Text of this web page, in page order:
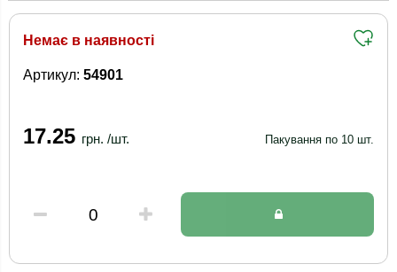
Немає в наявності
Артикул: 54901
17.25 грн. /шт. Пакування по 10 шт.